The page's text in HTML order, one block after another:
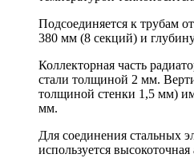
Подсоединяется к трубам
380 мм (8 секций) и
Коллекторная часть
стали толщиной 2 мм.
толщиной стенки 1,5 мм)
мм.
Для соединения стальных
используется высокоточная